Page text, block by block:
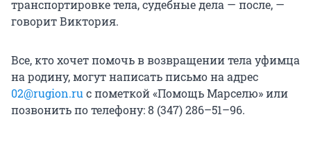
транспортировке тела, судебные дела — после, —
говорит Виктория.
Все, кто хочет помочь в возвращении тела уфимца
на родину, могут написать письмо на адрес
02@rugion.ru с пометкой «Помощь Марселю» или
позвонить по телефону: 8 (347) 286–51–96.